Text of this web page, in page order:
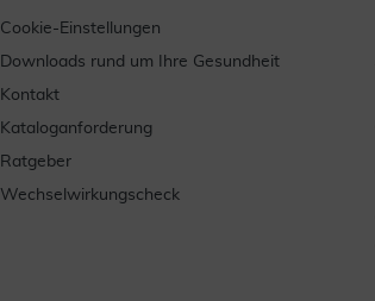
Cookie-Einstellungen
Downloads rund um Ihre Gesundheit
Kontakt
Kataloganforderung
Ratgeber
Wechselwirkungscheck